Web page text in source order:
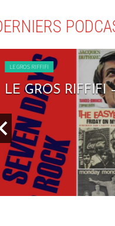
LE GROS RIFFIFI
LE GROS RIFFIFI